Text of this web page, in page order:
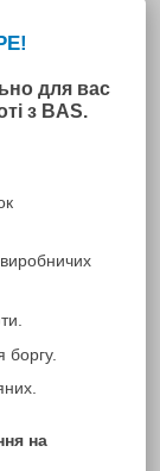
требующие
дня,
день
к
с учетом
в котором они
календарный
-
поставщиком
на